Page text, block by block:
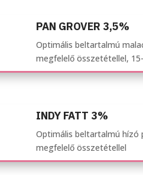
PAN GROVER 3,5%
Optimális beltartalmú
megfelelő összetétellel,
INDY FATT 3%
Optimális beltartalmú hízó
megfelelő összetétellel